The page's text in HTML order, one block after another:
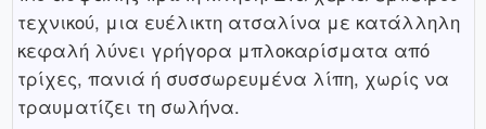
τεχνικού, μια ευέλικτη ατσαλίνα με κατάλληλη
κεφαλή λύνει γρήγορα μπλοκαρίσματα από
τρίχες, πανιά ή συσσωρευμένα λίπη, χωρίς να
τραυματίζει τη σωλήνα.